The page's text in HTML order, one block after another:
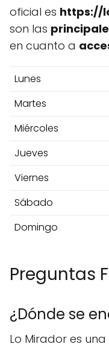
oficial es https://
son las
en cuanto a
Lunes
Martes
Miércoles
Jueves
Viernes
Sábado
Domingo
Preguntas
¿Dónde se
Lo Mirador es